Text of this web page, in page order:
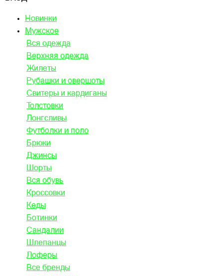
Новинки
Мужское
Вся одежда
Верхняя одежда
Жилеты
Рубашки и овершоты
Свитеры и кардиганы
Толстовки
Лонгсливы
Футболки и поло
Брюки
Джинсы
Шорты
Вся обувь
Кроссовки
Кеды
Ботинки
Сандалии
Шлепанцы
Лоферы
Все бренды